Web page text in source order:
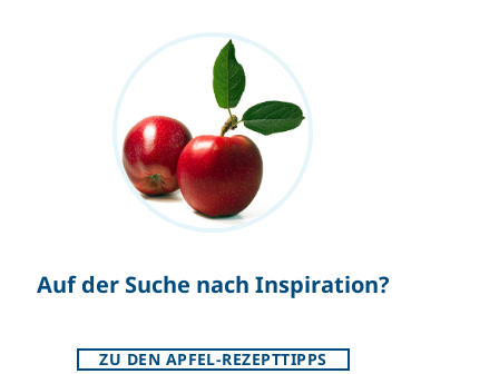
Auf der Suche nach Inspiration?
ZU DEN APFEL-REZEPTTIPPS